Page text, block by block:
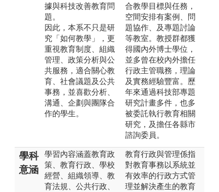
據與科技改善教育問
題。
因此，本系不只是研
究「如何教學」，更
重視教育制度、組織
管理、政策分析與公
共服務，適合關心教
育、社會議題及公共
事務，並喜歡分析、
溝通、企劃與團隊合
作的學生。
合教學目標與任務，
空間安排有案例、問
題協作、及專題討論
等教室。教授群都獲
得國內外博士學位，
並多曾在校內外擔任
行政主管職務，理論
及實務經驗豐富。歷
年來通過科技部專題
研究計畫多件，也多
被委託執行教育相關
研究，及擔任各縣市
諮詢委員。
學科
意涵
學習內容涵蓋教育政
策、教育行政、學校
經營、組織領導、教
育法規、公共行政、
教育行政與管理係指
對教育事務以系統並
有效率的行政方式管
理並解決產生的教育